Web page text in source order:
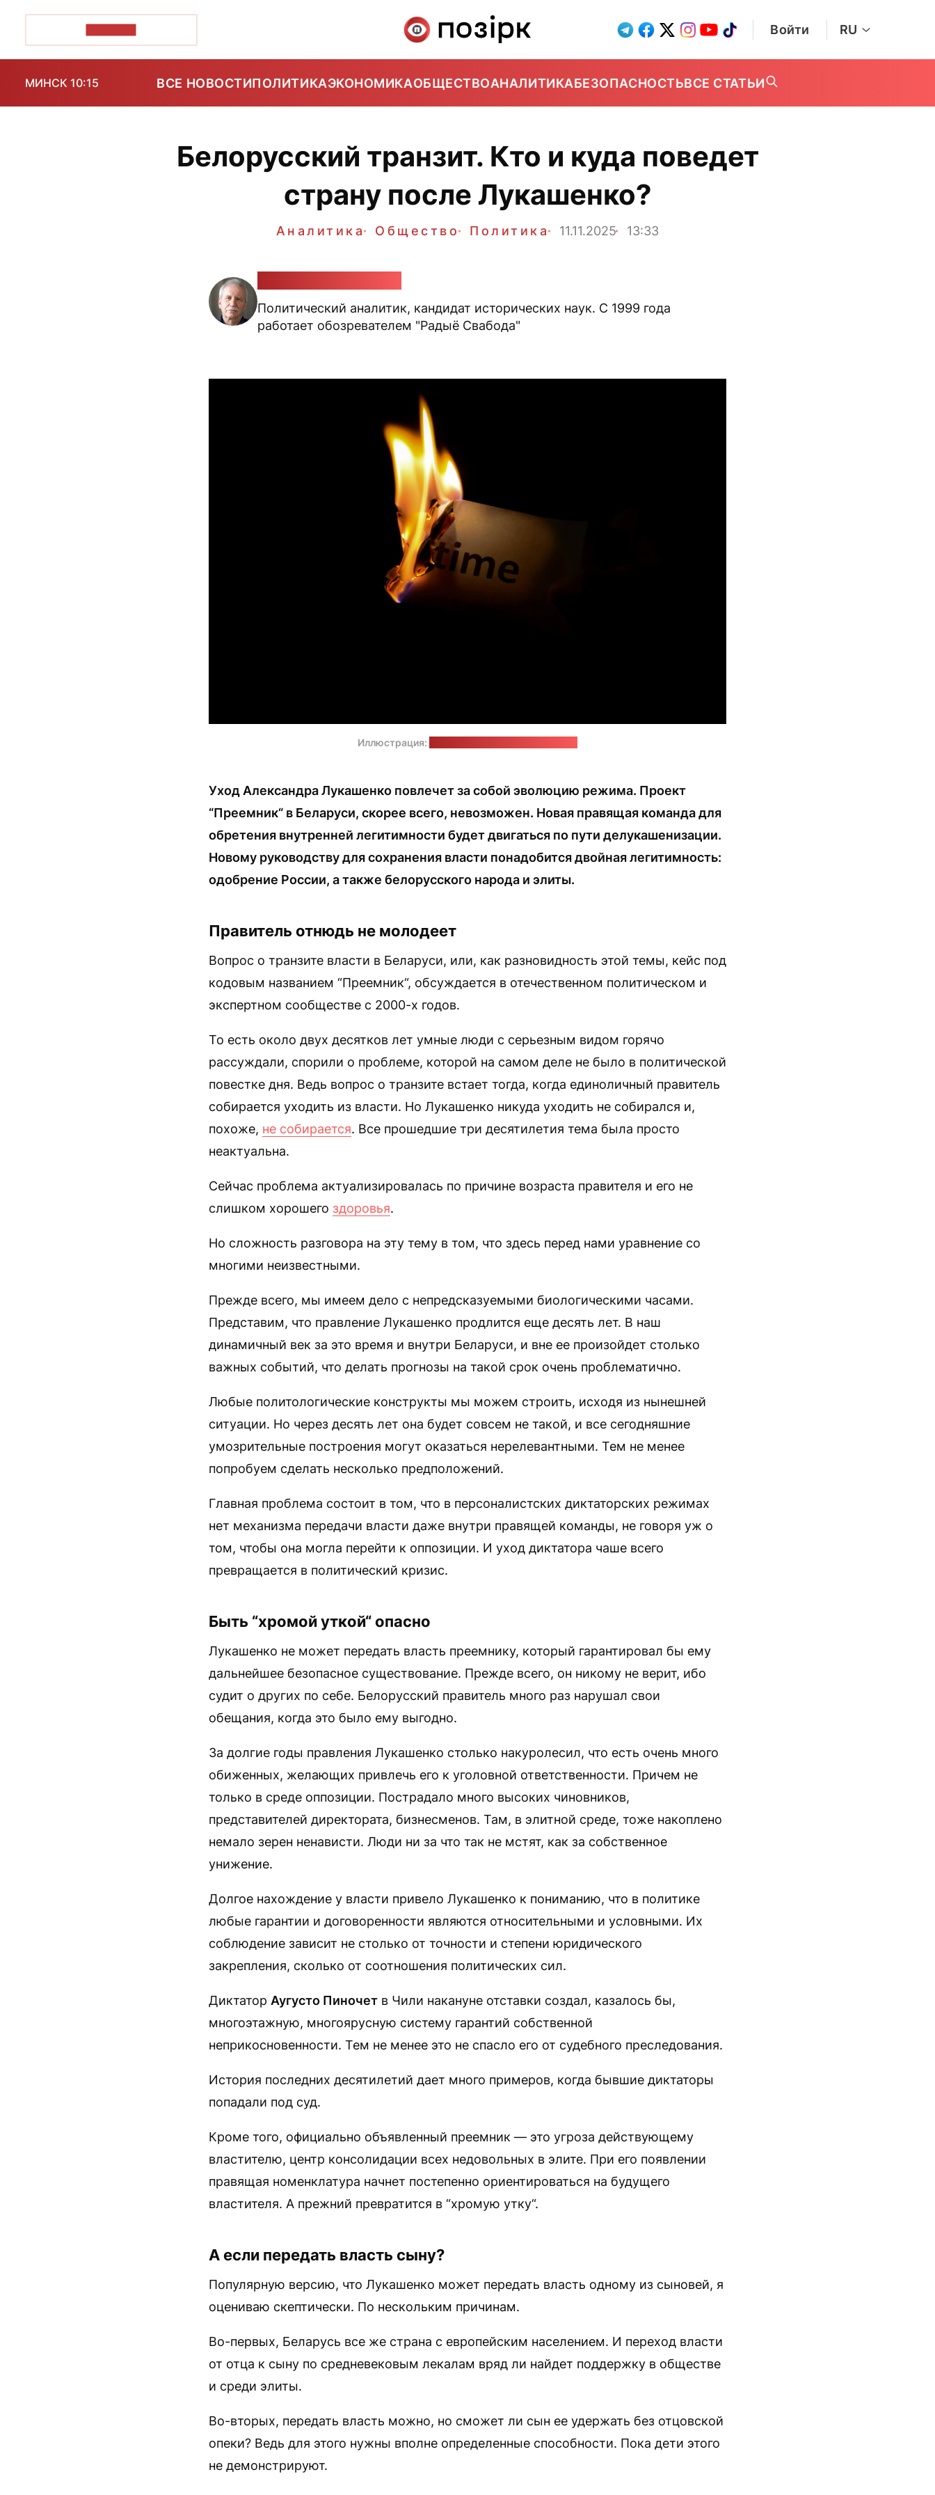
Войти RU
МИНСК 10:15 ВСЕ НОВОСТИПОЛИТИКАЭКОНОМИКАОБЩЕСТВОАНАЛИТИКАБЕЗОПАСНОСТЬВСЕ СТАТЬИ
Белорусский транзит. Кто и куда поведет
страну после Лукашенко?
Аналитика Общество Политика 11.11.2025 13:33
Политический аналитик, кандидат исторических наук. С 1999 года
работает обозревателем "Радыё Свабода"
Иллюстрация:
Уход Александра Лукашенко повлечет за собой эволюцию режима. Проект
“Преемник“ в Беларуси, скорее всего, невозможен. Новая правящая команда для
обретения внутренней легитимности будет двигаться по пути делукашенизации.
Новому руководству для сохранения власти понадобится двойная легитимность:
одобрение России, а также белорусского народа и элиты.
Правитель отнюдь не молодеет
Вопрос о транзите власти в Беларуси, или, как разновидность этой темы, кейс под
кодовым названием “Преемник“, обсуждается в отечественном политическом и
экспертном сообществе с 2000-х годов.
То есть около двух десятков лет умные люди с серьезным видом горячо
рассуждали, спорили о проблеме, которой на самом деле не было в политической
повестке дня. Ведь вопрос о транзите встает тогда, когда единоличный правитель
собирается уходить из власти. Но Лукашенко никуда уходить не собирался и,
похоже, не собирается. Все прошедшие три десятилетия тема была просто
неактуальна.
Сейчас проблема актуализировалась по причине возраста правителя и его не
слишком хорошего здоровья.
Но сложность разговора на эту тему в том, что здесь перед нами уравнение со
многими неизвестными.
Прежде всего, мы имеем дело с непредсказуемыми биологическими часами.
Представим, что правление Лукашенко продлится еще десять лет. В наш
динамичный век за это время и внутри Беларуси, и вне ее произойдет столько
важных событий, что делать прогнозы на такой срок очень проблематично.
Любые политологические конструкты мы можем строить, исходя из нынешней
ситуации. Но через десять лет она будет совсем не такой, и все сегодняшние
умозрительные построения могут оказаться нерелевантными. Тем не менее
попробуем сделать несколько предположений.
Главная проблема состоит в том, что в персоналистских диктаторских режимах
нет механизма передачи власти даже внутри правящей команды, не говоря уж о
том, чтобы она могла перейти к оппозиции. И уход диктатора чаше всего
превращается в политический кризис.
Быть “хромой уткой“ опасно
Лукашенко не может передать власть преемнику, который гарантировал бы ему
дальнейшее безопасное существование. Прежде всего, он никому не верит, ибо
судит о других по себе. Белорусский правитель много раз нарушал свои
обещания, когда это было ему выгодно.
За долгие годы правления Лукашенко столько накуролесил, что есть очень много
обиженных, желающих привлечь его к уголовной ответственности. Причем не
только в среде оппозиции. Пострадало много высоких чиновников,
представителей директората, бизнесменов. Там, в элитной среде, тоже накоплено
немало зерен ненависти. Люди ни за что так не мстят, как за собственное
унижение.
Долгое нахождение у власти привело Лукашенко к пониманию, что в политике
любые гарантии и договоренности являются относительными и условными. Их
соблюдение зависит не столько от точности и степени юридического
закрепления, сколько от соотношения политических сил.
Диктатор Аугусто Пиночет в Чили накануне отставки создал, казалось бы,
многоэтажную, многоярусную систему гарантий собственной
неприкосновенности. Тем не менее это не спасло его от судебного преследования.
История последних десятилетий дает много примеров, когда бывшие диктаторы
попадали под суд.
Кроме того, официально объявленный преемник — это угроза действующему
властителю, центр консолидации всех недовольных в элите. При его появлении
правящая номенклатура начнет постепенно ориентироваться на будущего
властителя. А прежний превратится в “хромую утку“.
А если передать власть сыну?
Популярную версию, что Лукашенко может передать власть одному из сыновей, я
оцениваю скептически. По нескольким причинам.
Во-первых, Беларусь все же страна с европейским населением. И переход власти
от отца к сыну по средневековым лекалам вряд ли найдет поддержку в обществе
и среди элиты.
Во-вторых, передать власть можно, но сможет ли сын ее удержать без отцовской
опеки? Ведь для этого нужны вполне определенные способности. Пока дети этого
не демонстрируют.